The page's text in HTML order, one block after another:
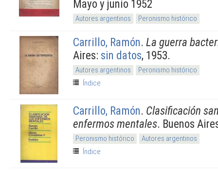
Mayo y junio 1952
Autores argentinos Peronismo histórico
Carrillo, Ramón. La guerra
Aires: sin datos, 1953.
Autores argentinos
Peronismo histórico
Índice
Carrillo, Ramón. Clasificación
enfermos mentales. Buenos
Peronismo histórico
Autores argentinos
Índice